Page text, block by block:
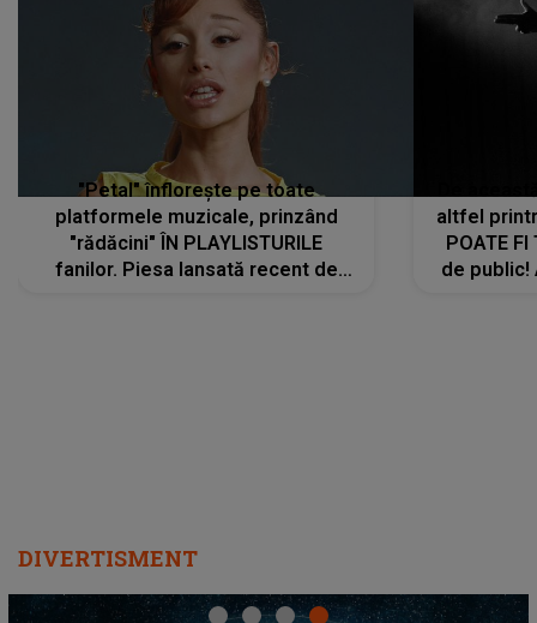
"Petal" înflorește pe toate
platformele muzicale, prinzând
"rădăcini" ÎN PLAYLISTURILE
fanilor. Piesa lansată recent de
altfel
POATE FI
de public!
DIVERTISMENT